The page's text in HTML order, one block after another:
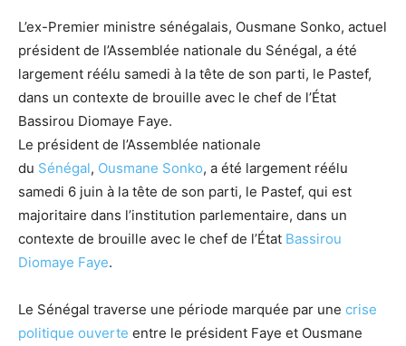
L’ex-Premier ministre sénégalais, Ousmane Sonko, actuel
président de l’Assemblée nationale du Sénégal, a été
largement réélu samedi à la tête de son parti, le Pastef,
dans un contexte de brouille avec le chef de l’État
Bassirou Diomaye Faye.
Le président de l’Assemblée nationale
du Sénégal, Ousmane Sonko, a été largement réélu
samedi 6 juin à la tête de son parti, le Pastef, qui est
majoritaire dans l’institution parlementaire, dans un
contexte de brouille avec le chef de l’État Bassirou
Diomaye Faye.
Le Sénégal traverse une période marquée par une crise
politique ouverte entre le président Faye et Ousmane